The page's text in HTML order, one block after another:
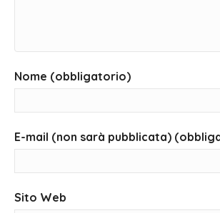
Nome (obbligatorio)
E-mail (non sarà pubblicata)
Sito Web